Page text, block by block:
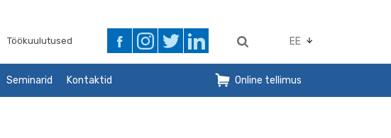
Töökuulutused EE
Seminarid Kontaktid Online tellimus